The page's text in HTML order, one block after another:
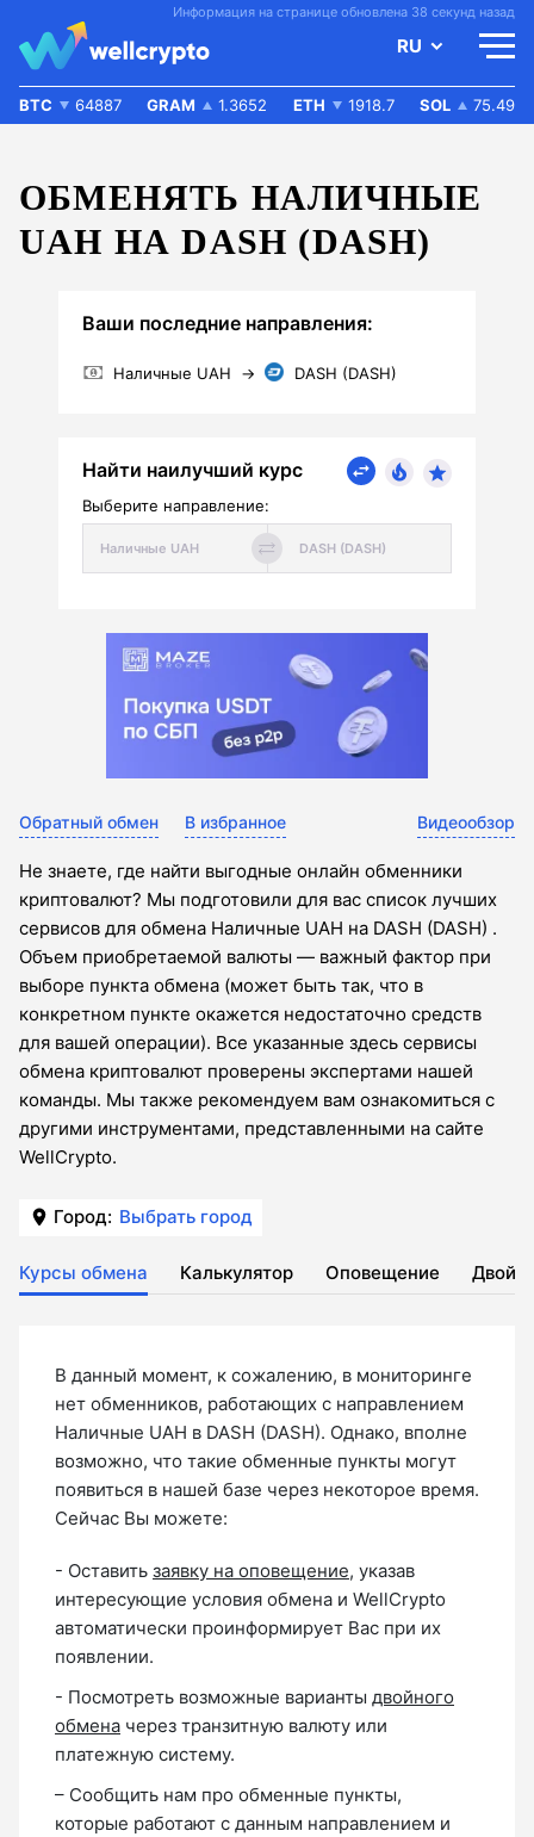
Информация на странице обновлена 38 секунд назад
RU
BTC 64887 GRAM 1.3652 ETH 1918.7 SOL 75.49
ОБМЕНЯТЬ НАЛИЧНЫЕ
UAH НА DASH (DASH)
Ваши последние направления:
Наличные UAH → DASH (DASH)
Найти наилучший курс
Выберите направление:
Обратный обмен В избранное Видеообзор
Не знаете, где найти выгодные онлайн обменники
криптовалют? Мы подготовили для вас список лучших
сервисов для обмена Наличные UAH на DASH (DASH) .
Объем приобретаемой валюты — важный фактор при
выборе пункта обмена (может быть так, что в
конкретном пункте окажется недостаточно средств
для вашей операции). Все указанные здесь сервисы
обмена криптовалют проверены экспертами нашей
команды. Мы также рекомендуем вам ознакомиться с
другими инструментами, представленными на сайте
WellCrypto.
Город: Выбрать город
Курсы обмена Калькулятор Оповещение
В данный момент, к сожалению, в мониторинге
нет обменников, работающих с направлением
Наличные UAH в DASH (DASH). Однако, вполне
возможно, что такие обменные пункты могут
появиться в нашей базе через некоторое время.
Сейчас Вы можете:
- Оставить заявку на оповещение, указав
интересующие условия обмена и WellCrypto
автоматически проинформирует Вас при их
появлении.
- Посмотреть возможные варианты двойного
обмена через транзитную валюту или
платежную систему.
– Сообщить нам про обменные пункты,
которые работают с данным направлением и